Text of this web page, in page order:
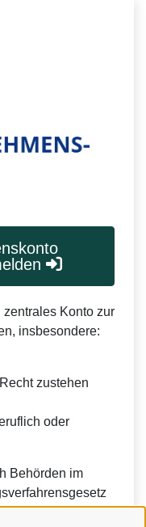
Konto zur
insbesondere:
zustehen
oder
Behörden im